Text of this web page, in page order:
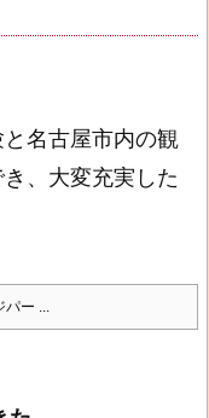
名古屋市内の観
、大変充実した
パー ...